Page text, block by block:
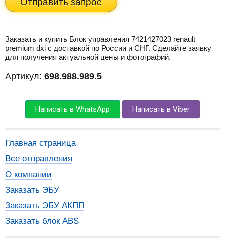
Заказать и купить Блок управления 7421427023 renault
premium dxi с доставкой по России и СНГ. Сделайте заявку
для получения актуальной цены и фотографий.
Артикул: 698.988.989.5
Написать в WhatsApp Написать в Viber
Главная страница
Все отправления
О компании
Заказать ЭБУ
Заказать ЭБУ АКПП
Заказать блок ABS